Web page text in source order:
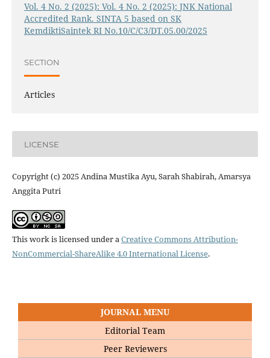
Vol. 4 No. 2 (2025): Vol. 4 No. 2 (2025): JNK National
Accredited Rank. SINTA 5 based on SK
KemdiktiSaintek RI No.10/C/C3/DT.05.00/2025
SECTION
Articles
LICENSE
Copyright (c) 2025 Andina Mustika Ayu, Sarah Shabirah, Amarsya
Anggita Putri
This work is licensed under aCreative Commons Attribution-
NonCommercial-ShareAlike 4.0 International License.
JOURNAL MENU
Editorial Team
Peer Reviewers